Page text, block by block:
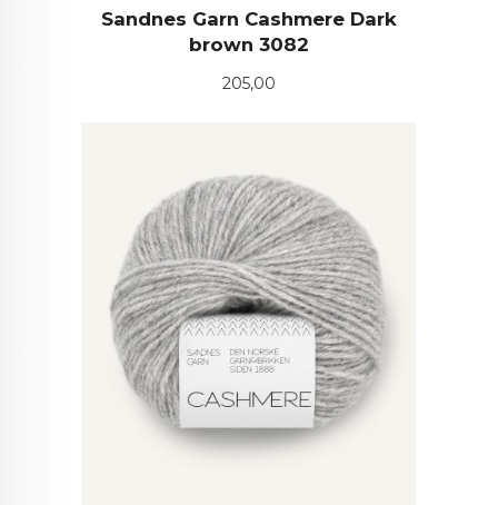
Sandnes Garn Cashmere Dark
brown 3082
Pris
205,00